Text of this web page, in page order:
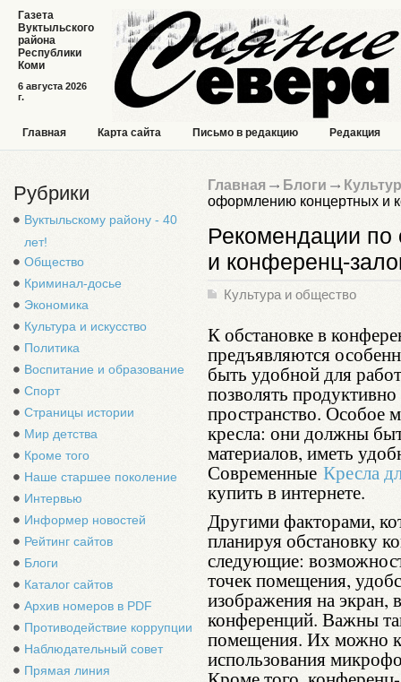
6 августа 2026
г.
Газета
Вуктыльского
района
Республики
Коми
Главная Карта сайта Письмо в редакцию Редакция
Рубрики
Вуктыльскому району - 40
лет!
Общество
Криминал-досье
Экономика
Культура и искусство
Политика
Воспитание и образование
Спорт
Страницы истории
Мир детства
Кроме того
Наше старшее поколение
Интервью
Информер новостей
Рейтинг сайтов
Блоги
Каталог сайтов
Архив номеров в PDF
Противодействие коррупции
Наблюдательный совет
Прямая линия
Главная Блоги
оформлению концертных и
Рекомендации
и конференц-
Культура и общество
К обстановке в
предъявляются
быть удобной для
позволять
пространство. Особое
кресла: они должны
материалов, иметь
Современные Кресла
купить в интернете.
Другими факторами,
планируя обстановку
следующие:
точек помещения,
изображения на экран,
конференций. Важны
помещения. Их можно
использования